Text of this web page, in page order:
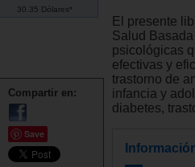
30.35 Dólares*
Compartir en:
Save
El presente
Salud
psicológicas
efectivas y
trastorno de
infancia y
diabetes,